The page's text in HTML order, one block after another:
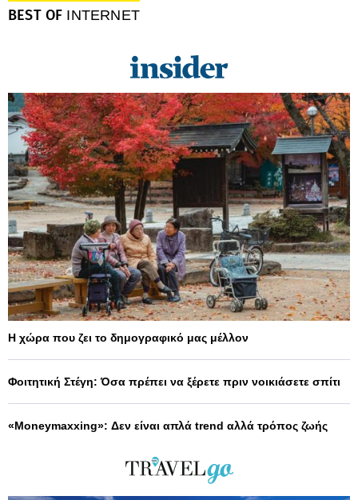
BEST OF INTERNET
Η χώρα που ζει το δημογραφικό μας μέλλον
Φοιτητική Στέγη: Όσα πρέπει να ξέρετε πριν νοικιάσετε σπίτι
«Moneymaxxing»: Δεν είναι απλά trend αλλά τρόπος ζωής